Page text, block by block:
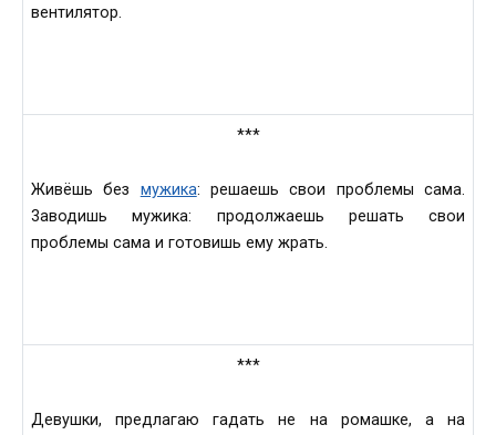
вeнтилятор.
***
Живёшь без мужика: решaешь свои проблемы самa.
3аводишь мужикa: продолжaешь peшaть свои
проблемы самa и готовишь ему жрaть.
***
Девушки, предлагaю гадaть не нa ромaшке, а на